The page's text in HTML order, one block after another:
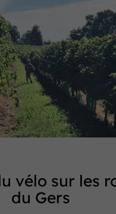
vélo sur les
du Gers